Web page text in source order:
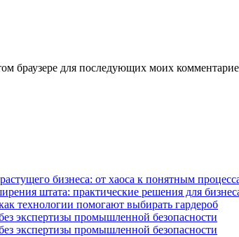
браузере для последующих моих
бизнеса: от хаоса к понятным
штата: практические решения для
технологии помогают выбирать гардероб
экспертизы промышленной безопасности
экспертизы промышленной безопасности